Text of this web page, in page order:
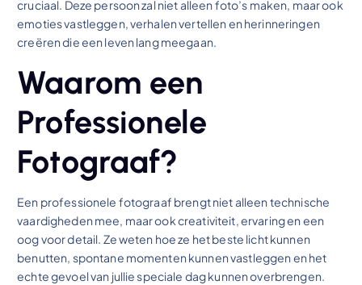
cruciaal. Deze persoon zal niet alleen foto’s maken, maar ook
emoties vastleggen, verhalen vertellen en herinneringen
creëren die een leven lang meegaan.
Waarom een
Professionele
Fotograaf?
Een professionele fotograaf brengt niet alleen technische
vaardigheden mee, maar ook creativiteit, ervaring en een
oog voor detail. Ze weten hoe ze het beste licht kunnen
benutten, spontane momenten kunnen vastleggen en het
echte gevoel van jullie speciale dag kunnen overbrengen.